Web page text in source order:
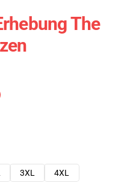
The
3XL
4XL